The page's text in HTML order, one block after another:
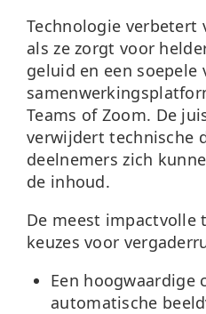
Technologie verbetert
als ze zorgt voor
geluid en een soepele
Teams of Zoom. De
verwijdert technische
deelnemers zich
de inhoud.
De meest impactvolle
keuzes voor
Een hoogwaardige
automatische